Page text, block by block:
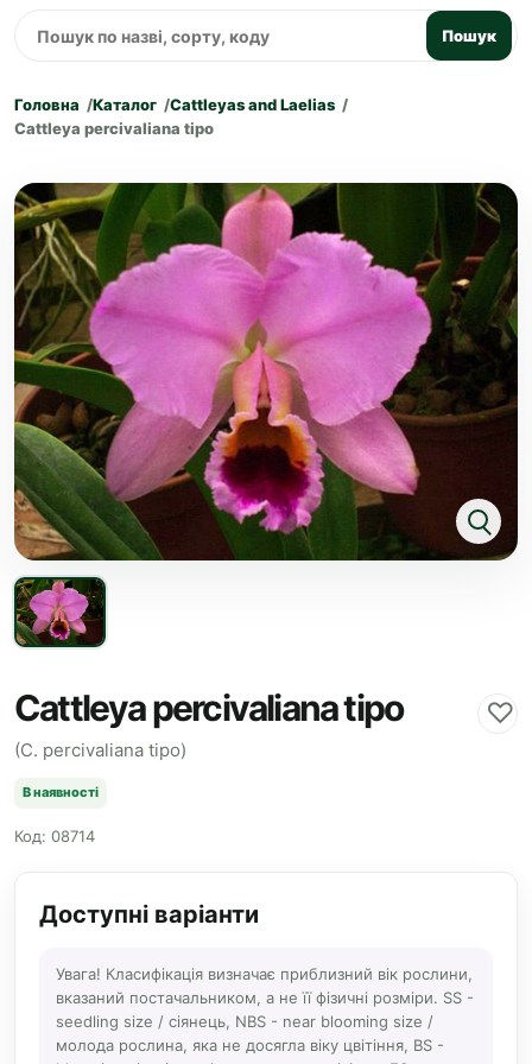
Пошук
Головна Каталог
Cattleyas and Laelias
Cattleya percivaliana tipo
Cattleya percivaliana tipo ♡
(C. percivaliana tipo)
В наявності
Код: 08714
Доступні варіанти
Увага! Класифікація визначає приблизний вік рослини,
вказаний постачальником, а не її фізичні розміри. SS -
seedling size / сіянець, NBS - near blooming size /
молода рослина, яка не досягла віку цвітіння, BS -